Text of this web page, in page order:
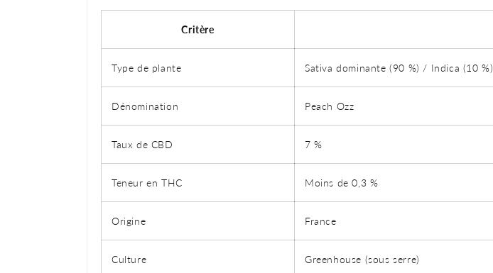
Critère
Type de plante Sativa dominante (90 %) / Indica (10 %)
Dénomination Peach Ozz
Taux de CBD 7 %
Teneur en THC Moins de 0,3 %
Origine France
Culture Greenhouse (sous serre)